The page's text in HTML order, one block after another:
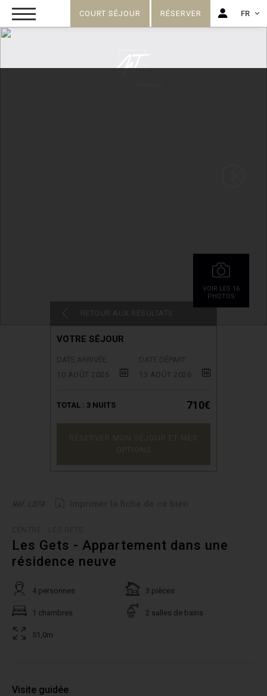
COURT SÉJOUR RÉSERVER FR
VOIR LES 16
PHOTOS
VOTRE SÉJOUR
10 AOÛT 2026
13 AOÛT 2026
TOTAL : 3 NUITS 710€
Réf. L374
Les Gets - Appartement dans une
résidence neuve
4 personnes 3 pièces
1 chambres 2 salles de bains
51,0m
Visite guidée